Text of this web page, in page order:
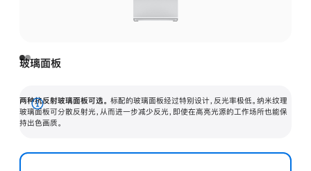
玻璃面板
两种抗反射玻璃面板可选。 标配的玻璃面板经过特别设计，反光率极低。纳米纹理
玻璃面板可分散反射光，从而进一步减少反光，即使在高亮光源的工作场所也能保
持出色画质。
展
开